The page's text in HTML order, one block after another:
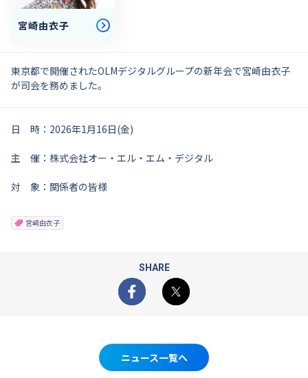
宮崎由衣子
東京都で開催されたOLMデジタルグループの新年会で宮崎由衣子
が司会を務めました。
日 時：2026年1月16日(金)
主 催：株式会社オー・エル・エム・デジタル
対 象：関係者の皆様
宮崎由衣子
SHARE
Facebook
X
ニュース一覧へ